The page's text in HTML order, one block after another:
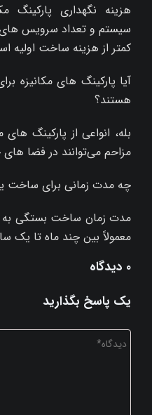
هزینه نگهداری پارکینگ
سیستم و تعداد سرویس‌ های
کمتر از هزینه ساخت اولیه
آیا پارکینگ‌ های
هستند؟
بله، انواعی از پارکینگ‌
مزاحم می‌توانند در فضا
چه مدت زمانی برای ساخت
مدت زمان ساخت بستگی به
معمولاً بین چند ماه تا
۰ دیدگاه
یک پاسخ بگذارید